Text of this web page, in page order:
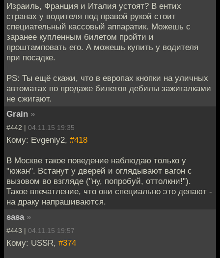
Израиль, Франция и Италия устоят? В ентих
странах у водителя под правой рукой стоит
специательный кассовый аппаратик. Можешь с
заранее купленным билетом пройти и
проштамповать его. А можешь купить у водителя
при посадке.
PS: Ты ещё скажи, что в европах кнопки на уличных
автоматах по продаже билетов дебилы зажигалками
не сжигают.
Grain »
#442 | 04.11.15 19:35
Кому: Evgeniy2, #418
В Москве такое поведение наблюдаю только у
"южан". Встанут у дверей и оглядывают вагон с
вызовом во взгляде ("ну, попробуй, оттолкни!").
Такое впечатление, что они специально это делают -
на драку напрашиваются.
sasa »
#443 | 04.11.15 19:57
Кому: USSR, #374